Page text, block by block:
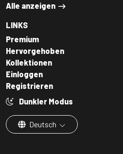
Alle anzeigen
LINKS
Premium
Hervorgehoben
Kollektionen
Einloggen
Registrieren
Dunkler Modus
Deutsch